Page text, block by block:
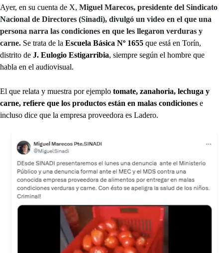
Ayer, en su cuenta de X, Miguel Marecos, presidente del Sindicato
Nacional de Directores (Sinadi), divulgó un video en el que una
persona narra las condiciones en que les llegaron verduras y
carne. Se trata de la Escuela Básica Nº 1655 que está en Torín,
distrito de J. Eulogio Estigarribia, siempre según el hombre que
habla en el audiovisual.
El que relata y muestra por ejemplo tomate, zanahoria, lechuga y
carne, refiere que los productos están en malas condiciones e
incluso dice que la empresa proveedora es Ladero.